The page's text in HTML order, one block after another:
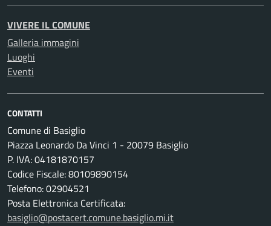
VIVERE IL COMUNE
Galleria immagini
Luoghi
Eventi
CONTATTI
Comune di Basiglio
Piazza Leonardo Da Vinci 1 - 20079 Basiglio
P. IVA: 04181870157
Codice Fiscale: 80109890154
Telefono: 02904521
Posta Elettronica Certificata:
basiglio@postacert.comune.basiglio.mi.it